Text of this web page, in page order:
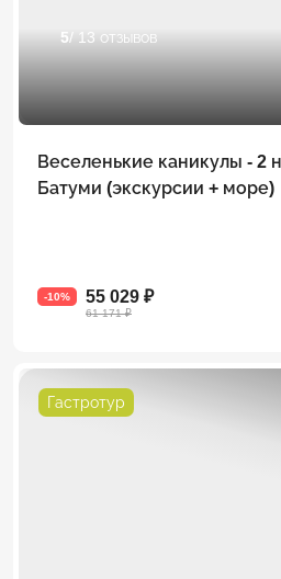
5/ 13 отзывов
Веселенькие каникулы - 2
Батуми (экскурсии + море)
-10% 55 029 ₽
61 171 ₽
Гастротур